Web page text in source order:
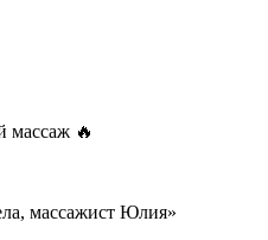
массаж 🔥
массажист Юлия»